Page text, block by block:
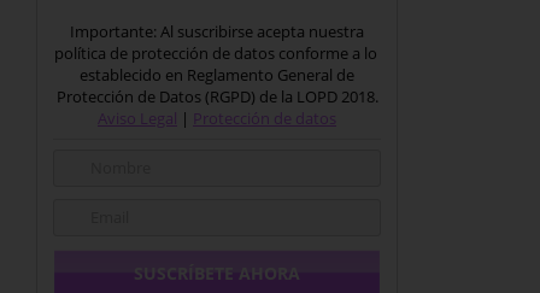
Importante: Al suscribirse acepta nuestra
política de protección de datos conforme a lo
establecido en Reglamento General de
Protección de Datos (RGPD) de la LOPD 2018.
Aviso Legal | Protección de datos